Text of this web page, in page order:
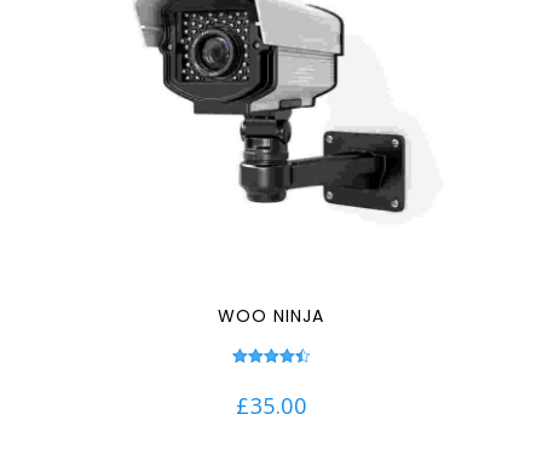
WOO NINJA
£35.00
sur 5